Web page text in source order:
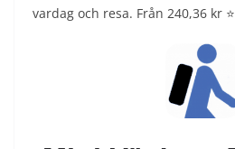
vardag och resa. Från 240,36 kr ⭐